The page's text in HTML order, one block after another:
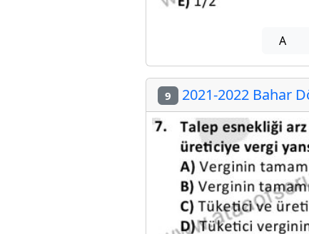
A
9 2021-2022 Bahar